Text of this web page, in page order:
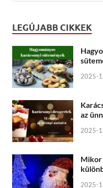
LEGÚJABB CIKKEK
2025-
az
2025-
Mikor
2025-